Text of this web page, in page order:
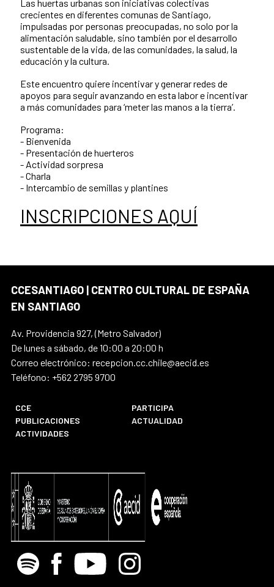
Las huertas urbanas son iniciativas colectivas
crecientes en diferentes comunas de Santiago,
impulsadas por personas preocupadas, no solo por la
alimentación saludable, sino también por el desarrollo
sustentable de la vida, de las comunidades, la salud, la
educación y la cultura.
Este encuentro quiere incentivar y generar redes de
apoyos para seguir avanzando en esta labor e incentivar
a más comunidades para ‘meter las manos a la tierra’.
Programa:
- Bienvenida
- Presentación de huerteros
- Actividad sorpresa
- Charla
- Intercambio de semillas y plantines
INSCRIPCIONES AQUÍ
CCESANTIAGO | CENTRO CULTURAL DE ESPAÑA
EN SANTIAGO
Av. Providencia 927, (Metro Salvador)
De lunes a sábado, de 10:00 a 20:00 h
Correo electrónico: recepcion.cc.chile@aecid.es
Teléfono: +562 2795 9700
CCE
PARTICIPA
PUBLICACIONES
ACTUALIDAD
ACTIVIDADES
Spotify Facebook
Youtube Instagram